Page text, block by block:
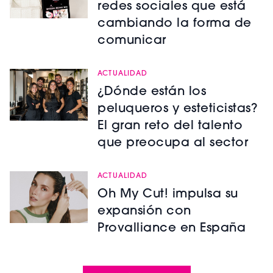
redes sociales que está
cambiando la forma de
comunicar
ACTUALIDAD
¿Dónde están los
peluqueros y esteticistas?
El gran reto del talento
que preocupa al sector
ACTUALIDAD
Oh My Cut! impulsa su
expansión con
Provalliance en España